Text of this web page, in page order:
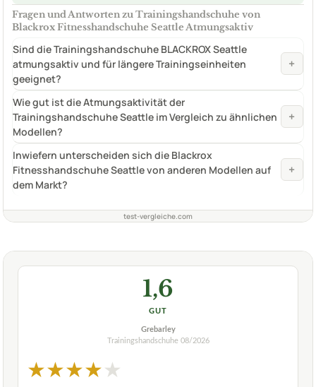
Fragen und Antworten zu Trainingshandschuhe von
Blackrox Fitnesshandschuhe Seattle Atmungsaktiv
Sind die Trainingshandschuhe BLACKROX Seattle
atmungsaktiv und für längere Trainingseinheiten
geeignet?
+
Wie gut ist die Atmungsaktivität der
Trainingshandschuhe Seattle im Vergleich zu ähnlichen
Modellen?
+
Inwiefern unterscheiden sich die Blackrox
Fitnesshandschuhe Seattle von anderen Modellen auf
dem Markt?
+
test-vergleiche.com
1,6
GUT
Grebarley
Trainingshandschuhe 08/2026
★★★★★